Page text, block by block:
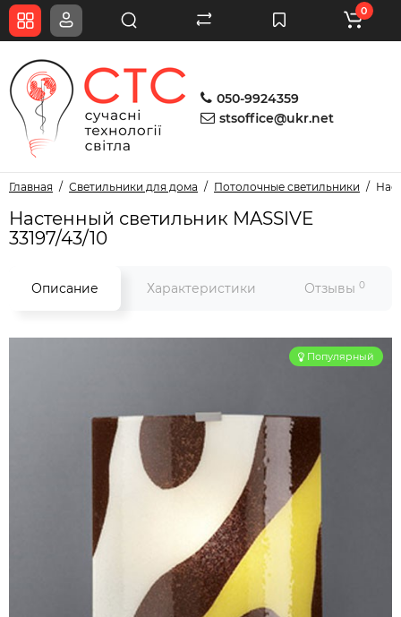
050-9924359
stsoffice@ukr.net
0
Главная Светильники для дома Потолочные светильники
Настенный светильник MASSIVE
33197/43/10
Описание Характеристики Отзывы 0
Популярный